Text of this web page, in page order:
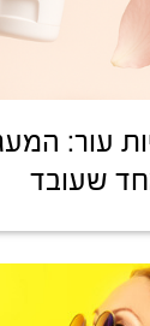
עור:
שעובד